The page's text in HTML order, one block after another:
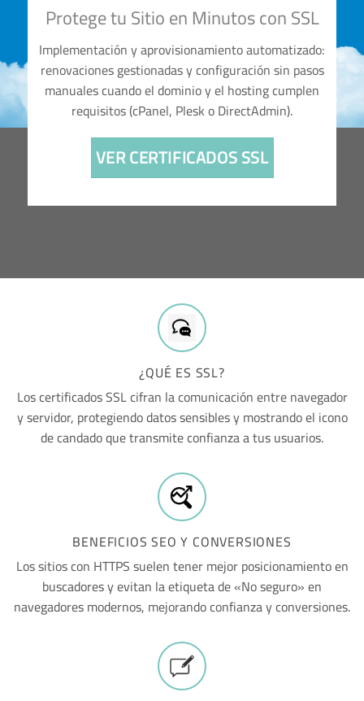
Protege tu Sitio en Minutos con SSL
Implementación y aprovisionamiento automatizado:
renovaciones gestionadas y configuración sin pasos
manuales cuando el dominio y el hosting cumplen
requisitos (cPanel, Plesk o DirectAdmin).
VER CERTIFICADOS SSL
¿QUÉ ES SSL?
Los certificados SSL cifran la comunicación entre navegador
y servidor, protegiendo datos sensibles y mostrando el icono
de candado que transmite confianza a tus usuarios.
BENEFICIOS SEO Y CONVERSIONES
Los sitios con HTTPS suelen tener mejor posicionamiento en
buscadores y evitan la etiqueta de «No seguro» en
navegadores modernos, mejorando confianza y conversiones.